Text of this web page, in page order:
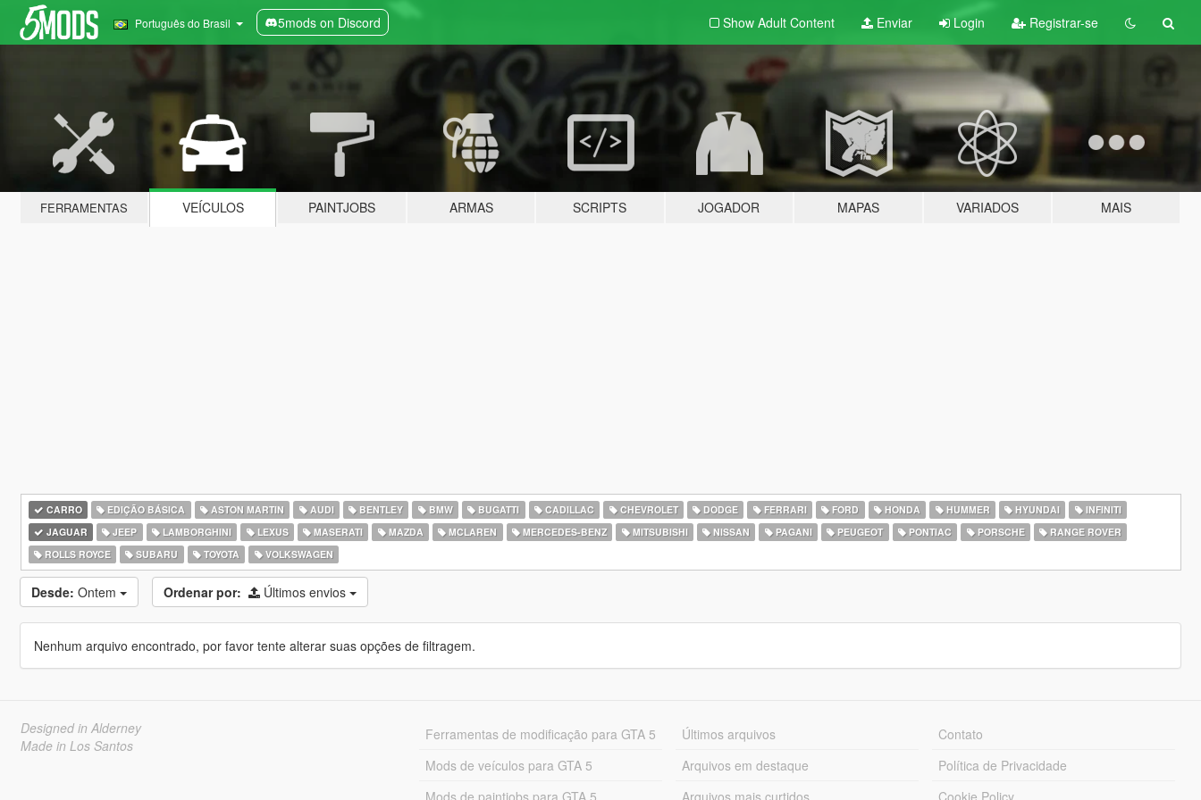
Português do Brasil 5mods on Discord Show Adult Content Enviar Login Registrar-se
FERRAMENTAS VEÍCULOS PAINTJOBS ARMAS SCRIPTS JOGADOR MAPAS VARIADOS MAIS
CARRO EDIÇÃO BÁSICA ASTON MARTIN AUDI BENTLEY BMW BUGATTI CADILLAC CHEVROLET DODGE FERRARI FORD HONDA HUMMER HYUNDAI
INFINITI
JAGUAR
JEEP LAMBORGHINI LEXUS MASERATI MAZDA MCLAREN MERCEDES-BENZ MITSUBISHI NISSAN PAGANI PEUGEOT PONTIAC PORSCHE
RANGE ROVER
ROLLS ROYCE
SUBARU TOYOTA VOLKSWAGEN
Desde: Ontem Ordenar por: Últimos envios
Nenhum arquivo encontrado, por favor tente alterar suas opções de filtragem.
Designed in Alderney
Made in Los Santos
Ferramentas de modificação para GTA 5
Mods de veículos para GTA 5
Mods de paintjobs para GTA 5
Últimos arquivos
Arquivos em destaque
Arquivos mais curtidos
Contato
Política de Privacidade
Cookie Policy